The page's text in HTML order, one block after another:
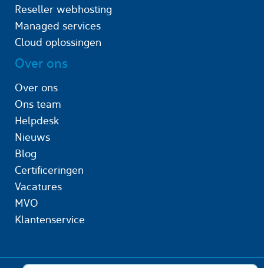
Reseller webhosting
Managed services
Cloud oplossingen
Over ons
Over ons
Ons team
Helpdesk
Nieuws
Blog
Certificeringen
Vacatures
MVO
Klantenservice